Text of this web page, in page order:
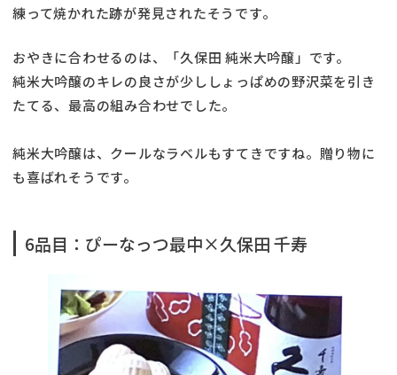
練って焼かれた跡が発見されたそうです。
おやきに合わせるのは、「久保田 純米大吟醸」です。
純米大吟醸のキレの良さが少ししょっぱめの野沢菜を引き
たてる、最高の組み合わせでした。
純米大吟醸は、クールなラベルもすてきですね。贈り物に
も喜ばれそうです。
6品目：ぴーなっつ最中×久保田 千寿